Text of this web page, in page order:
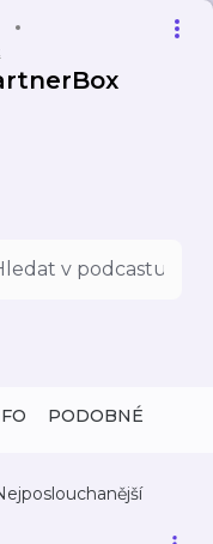
PODOBNÉ